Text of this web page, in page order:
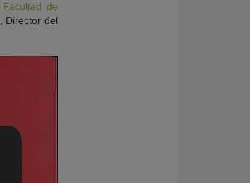
Facultad de
, Director del